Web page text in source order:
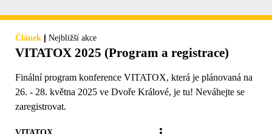
Článek | Nejbližší akce
VITATOX 2025 (Program a registrace)
Finální program konference VITATOX, která je plánovaná na
26. - 28. května 2025 ve Dvoře Králové, je tu! Neváhejte se
zaregistrovat.